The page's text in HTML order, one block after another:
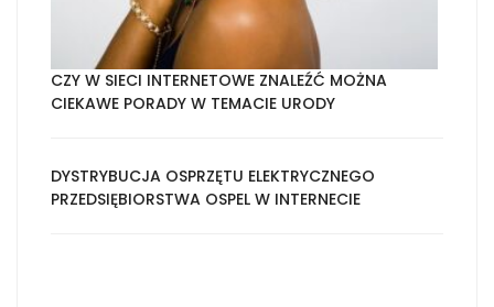
CZY W SIECI INTERNETOWE ZNALEŹĆ MOŻNA
CIEKAWE PORADY W TEMACIE URODY
DYSTRYBUCJA OSPRZĘTU ELEKTRYCZNEGO
PRZEDSIĘBIORSTWA OSPEL W INTERNECIE